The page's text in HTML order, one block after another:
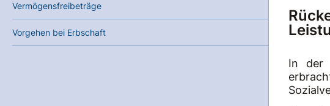
Vermögensfreibeträge
Vorgehen bei Erbschaft
In der